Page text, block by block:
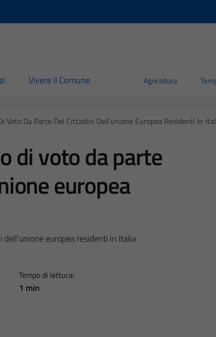
Vivere il Comune Agricoltura
Voto Da Parte Dei Cittadini Dell’unione Europea Residenti In
di voto da parte
europea
europea residenti in Italia
Tempo di lettura:
1 min